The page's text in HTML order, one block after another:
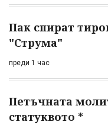
Пак спират
"Струма"
преди 1 час
Петъчната
статуквото *